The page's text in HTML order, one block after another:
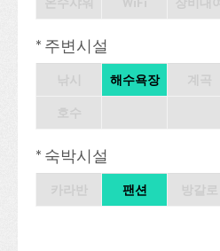
* 주변시설
해수욕장
* 숙박시설
팬션